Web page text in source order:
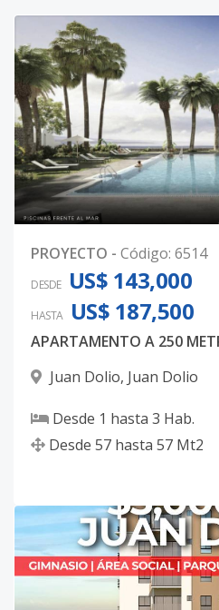
PROYECTO - Código: 6514
DESDE US$ 143,000
HASTA US$ 187,500
Juan Dolio, Juan Dolio
Desde 1 hasta 3 Hab.
Desde 57 hasta 57 Mt2